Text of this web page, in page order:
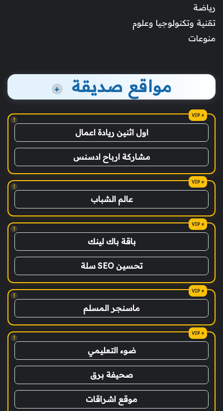
رياضة
تقنية وتكنولوجيا وعلوم
منوعات
مواقع صديقة +
!
اول اثنين ريادة اعمال
مشاركة ارباح ادسنس
!
عالم الشباب
!
باقة باك لينك
تحسين SEO سلة
!
ماسنجر المسلم
!
ضوء التعليمي
صحيفة برق
موقع اشراقات